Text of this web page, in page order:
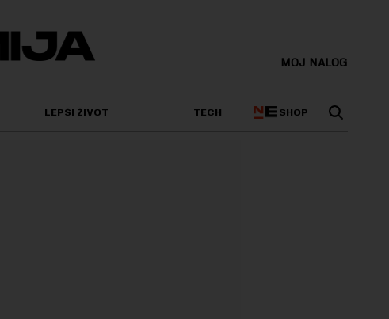
MOJ NALOG
LEPŠI ŽIVOT TECH SHOP